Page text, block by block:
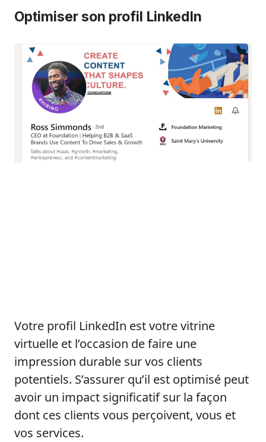
Optimiser son profil LinkedIn
Votre profil LinkedIn est votre vitrine
virtuelle et l’occasion de faire une
impression durable sur vos clients
potentiels. S’assurer qu’il est optimisé peut
avoir un impact significatif sur la façon
dont ces clients vous perçoivent, vous et
vos services.